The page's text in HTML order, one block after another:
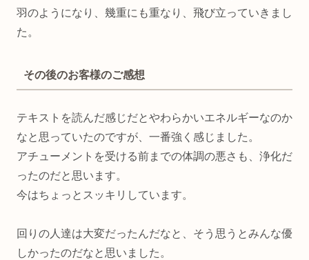
羽のようになり、幾重にも重なり、飛び立っていきまし
た。
その後のお客様のご感想
テキストを読んだ感じだとやわらかいエネルギーなのか
なと思っていたのですが、一番強く感じました。
アチューメントを受ける前までの体調の悪さも、浄化だ
ったのだと思います。
今はちょっとスッキリしています。
回りの人達は大変だったんだなと、そう思うとみんな優
しかったのだなと思いました。